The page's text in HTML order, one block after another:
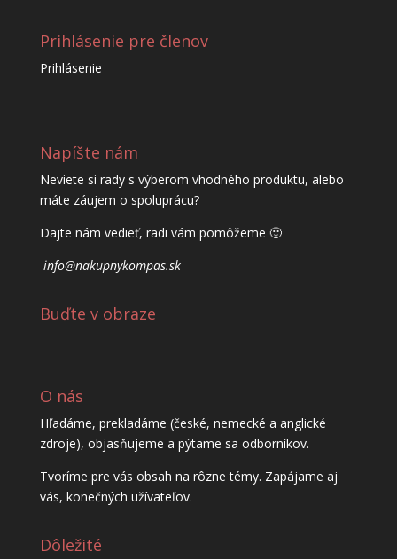
Prihlásenie pre členov
Prihlásenie
Napíšte nám
Neviete si rady s výberom vhodného produktu, alebo
máte záujem o spoluprácu?
Dajte nám vedieť, radi vám pomôžeme 🙂
info@nakupnykompas.sk
Buďte v obraze
O nás
Hľadáme, prekladáme (české, nemecké a anglické
zdroje), objasňujeme a pýtame sa odborníkov.
Tvoríme pre vás obsah na rôzne témy. Zapájame aj
vás, konečných užívateľov.
Dôležité